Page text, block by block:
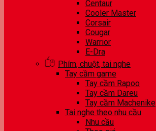
Centaur
Cooler Master
Corsair
Cougar
Warrior
E-Dra
Phím, chuột, tai nghe
Tay cầm game
Tay cầm Rapoo
Tay cầm Dareu
Tay cầm Machenike
Tai nghe theo nhu cầu
Nhu cầu